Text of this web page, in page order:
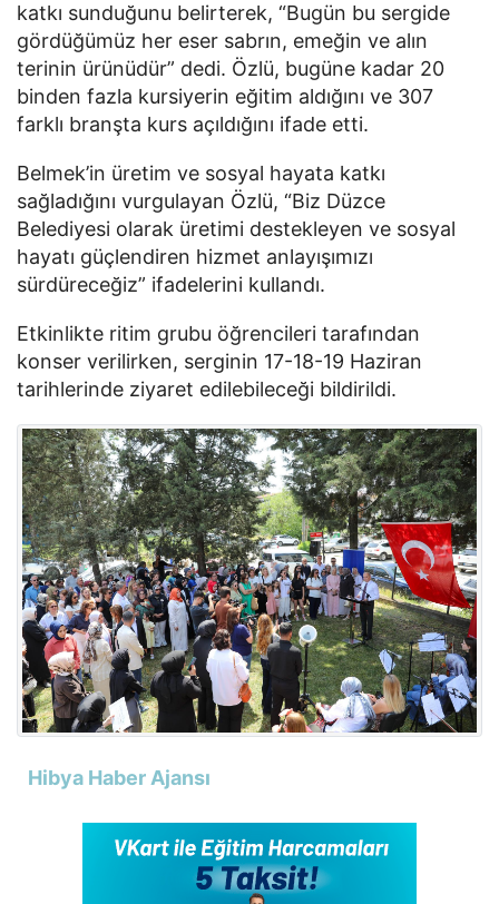
katkı sunduğunu belirterek, “Bugün bu sergide
gördüğümüz her eser sabrın, emeğin ve alın
terinin ürünüdür” dedi. Özlü, bugüne kadar 20
binden fazla kursiyerin eğitim aldığını ve 307
farklı branşta kurs açıldığını ifade etti.
Belmek’in üretim ve sosyal hayata katkı
sağladığını vurgulayan Özlü, “Biz Düzce
Belediyesi olarak üretimi destekleyen ve sosyal
hayatı güçlendiren hizmet anlayışımızı
sürdüreceğiz” ifadelerini kullandı.
Etkinlikte ritim grubu öğrencileri tarafından
konser verilirken, serginin 17-18-19 Haziran
tarihlerinde ziyaret edilebileceği bildirildi.
Hibya Haber Ajansı